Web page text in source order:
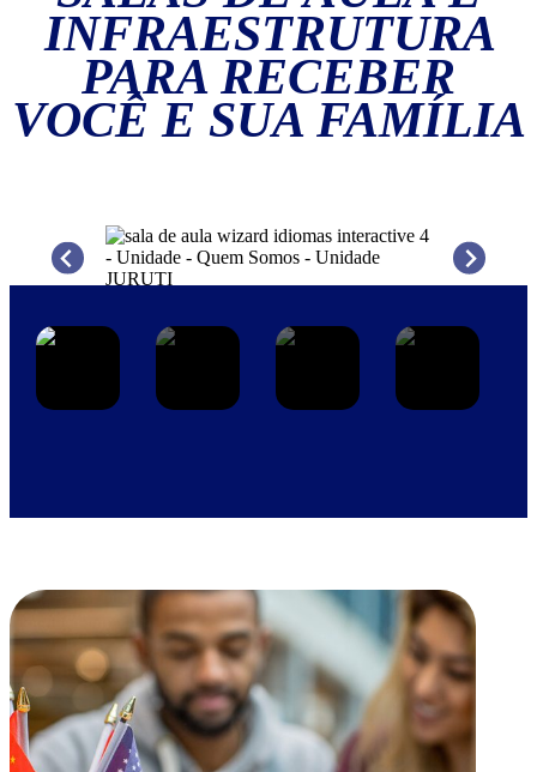
INFRAESTRUTURA
PARA RECEBER
VOCÊ E SUA FAMÍLIA